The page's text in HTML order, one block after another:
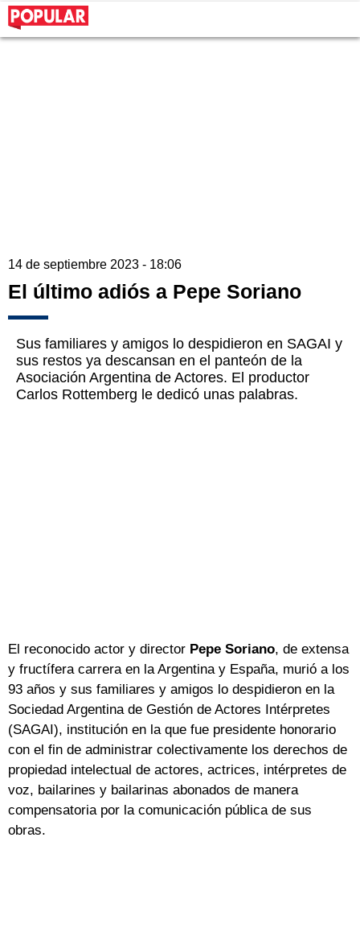
14 de septiembre 2023 - 18:06
El último adiós a Pepe Soriano
Sus familiares y amigos lo despidieron en SAGAI y
sus restos ya descansan en el panteón de la
Asociación Argentina de Actores. El productor
Carlos Rottemberg le dedicó unas palabras.
El reconocido actor y director Pepe Soriano, de extensa
y fructífera carrera en la Argentina y España, murió a los
93 años y sus familiares y amigos lo despidieron en la
Sociedad Argentina de Gestión de Actores Intérpretes
(SAGAI), institución en la que fue presidente honorario
con el fin de administrar colectivamente los derechos de
propiedad intelectual de actores, actrices, intérpretes de
voz, bailarines y bailarinas abonados de manera
compensatoria por la comunicación pública de sus
obras.